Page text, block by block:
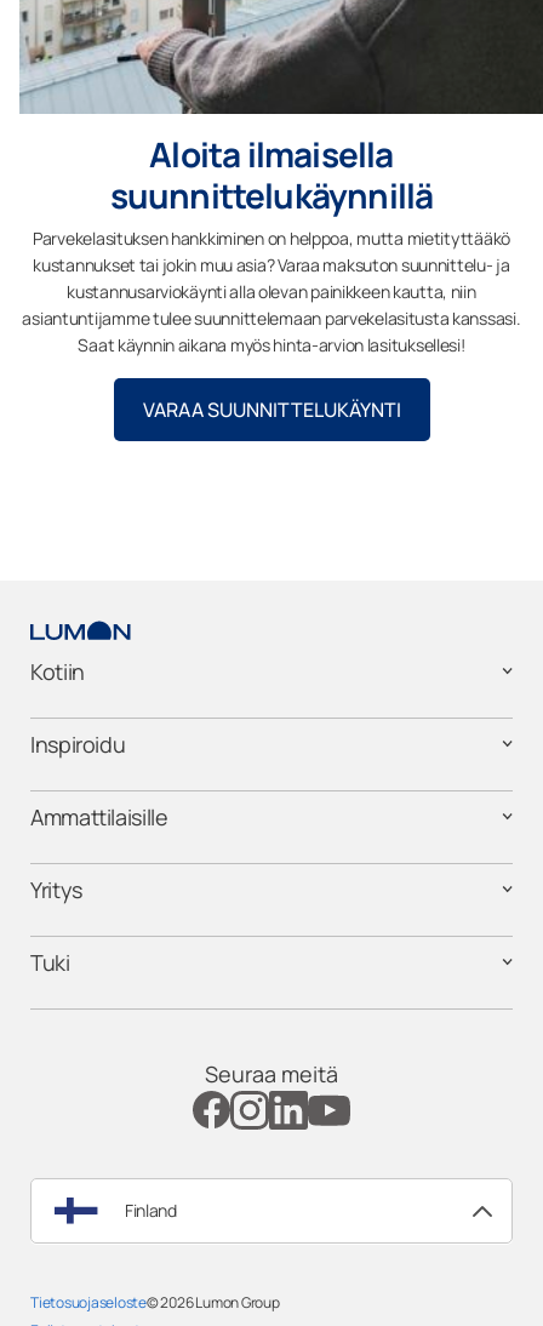
Aloita ilmaisella
suunnittelukäynnillä
Parvekelasituksen hankkiminen on helppoa, mutta mietityttääkö
kustannukset tai jokin muu asia? Varaa maksuton suunnittelu- ja
kustannusarviokäynti alla olevan painikkeen kautta, niin
asiantuntijamme tulee suunnittelemaan parvekelasitusta kanssasi.
Saat käynnin aikana myös hinta-arvion lasituksellesi!
VARAA SUUNNITTELUKÄYNTI
Kotiin
Inspiroidu
Ammattilaisille
Yritys
Tuki
Seuraa meitä
Finland
Tietosuojaseloste© 2026Lumon Group